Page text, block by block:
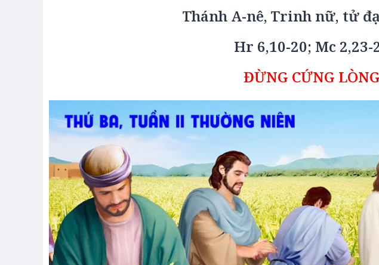
Thánh A-nê, Trinh nữ, tử
Hr 6,10-20; Mc 2,23-
ĐỪNG CỨNG LÒNG